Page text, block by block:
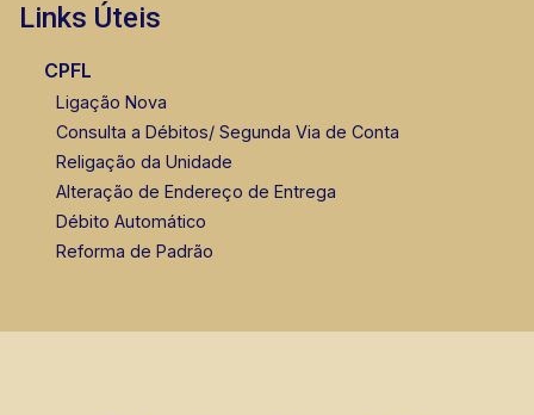
Links Úteis
CPFL
Ligação Nova
Consulta a Débitos/ Segunda Via de Conta
Religação da Unidade
Alteração de Endereço de Entrega
Débito Automático
Reforma de Padrão